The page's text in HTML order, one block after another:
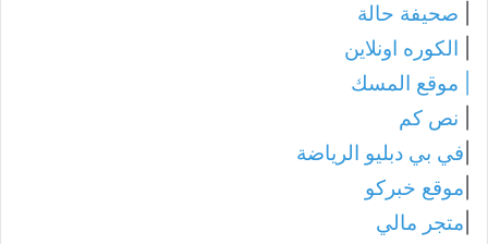
صحيفة حالة
الكوره اونلاين
موقع المسك
نص كم
في بي دبليو الرياضة
موقع خبركو
متجر مالي